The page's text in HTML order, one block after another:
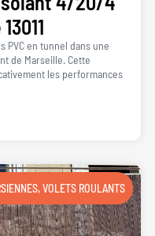
PVC en tunnel dans une
de Marseille. Cette
les performances
,VOLETS ROULANTS